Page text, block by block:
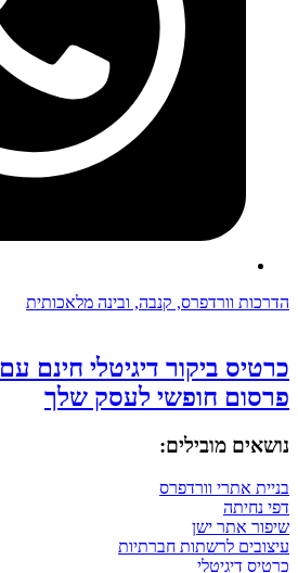
הדרכות וורדפרס, קנבה, ובינה מלאכותית
כרטיס ביקור דיגיטלי חינם עם
פרסום חופשי לעסק שלך
נושאים מובילים:
בניית אתרי וורדפרס
דפי נחיתה
שיפור אתר ישן
עיצובים לרשתות חברתיות
כרטיס דיגיטלי